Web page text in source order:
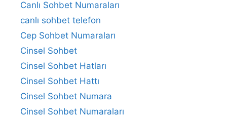
Canlı Sohbet Numaraları
canlı sohbet telefon
Cep Sohbet Numaraları
Cinsel Sohbet
Cinsel Sohbet Hatları
Cinsel Sohbet Hattı
Cinsel Sohbet Numara
Cinsel Sohbet Numaraları